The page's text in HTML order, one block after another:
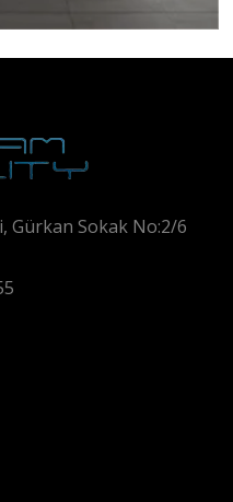
Gürkan Sokak No:2/6